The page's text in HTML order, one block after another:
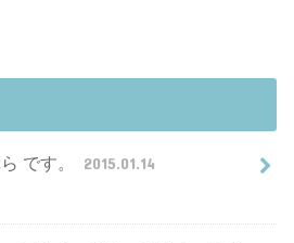
です。 2015.01.14